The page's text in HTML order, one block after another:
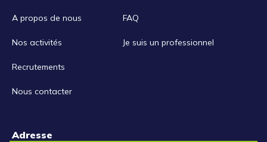
A propos de nous
Nos activités
Recrutements
Nous contacter
FAQ
Je suis un professionnel
Adresse